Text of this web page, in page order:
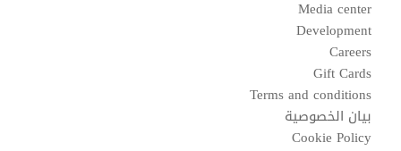
Media center
Development
Careers
Gift Cards
Terms and conditions
بيان الخصوصية
Cookie Policy